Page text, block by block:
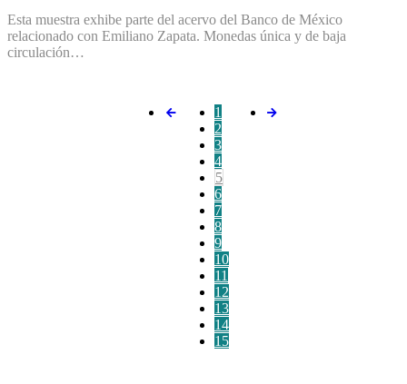
Esta muestra exhibe parte del acervo del Banco de México
relacionado con Emiliano Zapata. Monedas única y de baja
circulación…
1
2
3
4
5
6
7
8
9
10
11
12
13
14
15